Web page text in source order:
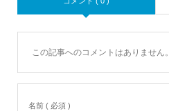
この記事へのコメントはありません。
名前 ( 必須 )